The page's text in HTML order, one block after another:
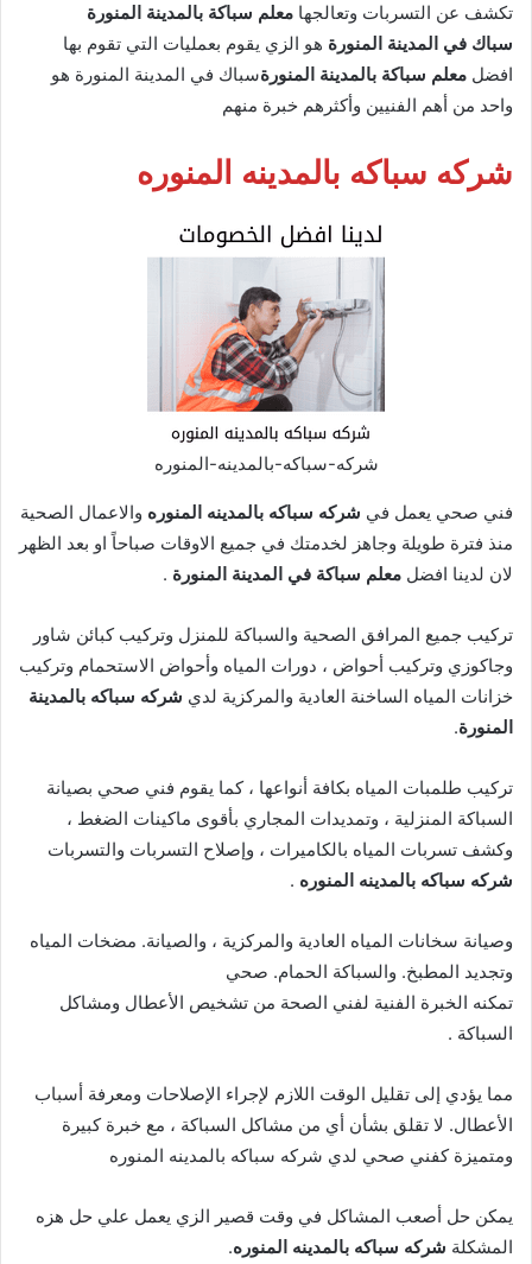
تكشف عن التسربات وتعالجها معلم سباكة بالمدينة المنورة
سباك في المدينة المنورة هو الزي يقوم بعمليات التي تقوم بها
افضل معلم سباكة بالمدينة المنورةسباك في المدينة المنورة هو
واحد من أهم الفنيين وأكثرهم خبرة منهم
شركه سباكه بالمدينه المنوره
شركه-سباكه-بالمدينه-المنوره
فني صحي يعمل في شركه سباكه بالمدينه المنوره والاعمال الصحية
منذ فترة طويلة وجاهز لخدمتك في جميع الاوقات صباحاً او بعد الظهر
لان لدينا افضل معلم سباكة في المدينة المنورة .
تركيب جميع المرافق الصحية والسباكة للمنزل وتركيب كبائن شاور
وجاكوزي وتركيب أحواض ، دورات المياه وأحواض الاستحمام وتركيب
خزانات المياه الساخنة العادية والمركزية لدي شركه سباكه بالمدينة
المنورة.
تركيب طلمبات المياه بكافة أنواعها ، كما يقوم فني صحي بصيانة
السباكة المنزلية ، وتمديدات المجاري بأقوى ماكينات الضغط ،
وكشف تسربات المياه بالكاميرات ، وإصلاح التسربات والتسربات
شركه سباكه بالمدينه المنوره .
وصيانة سخانات المياه العادية والمركزية ، والصيانة. مضخات المياه
وتجديد المطبخ. والسباكة الحمام. صحي
تمكنه الخبرة الفنية لفني الصحة من تشخيص الأعطال ومشاكل
السباكة .
مما يؤدي إلى تقليل الوقت اللازم لإجراء الإصلاحات ومعرفة أسباب
الأعطال. لا تقلق بشأن أي من مشاكل السباكة ، مع خبرة كبيرة
ومتميزة كفني صحي لدي شركه سباكه بالمدينه المنوره
يمكن حل أصعب المشاكل في وقت قصير الزي يعمل علي حل هزه
المشكلة شركه سباكه بالمدينه المنوره.